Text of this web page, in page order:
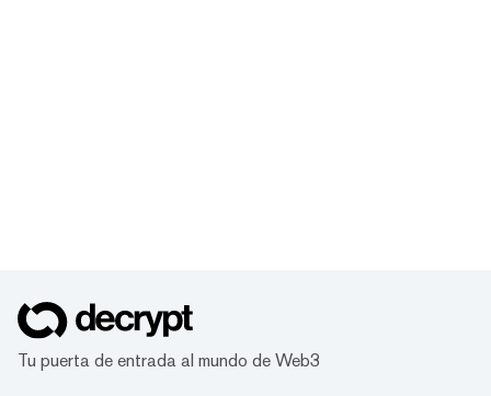
Tu puerta de entrada al mundo de Web3